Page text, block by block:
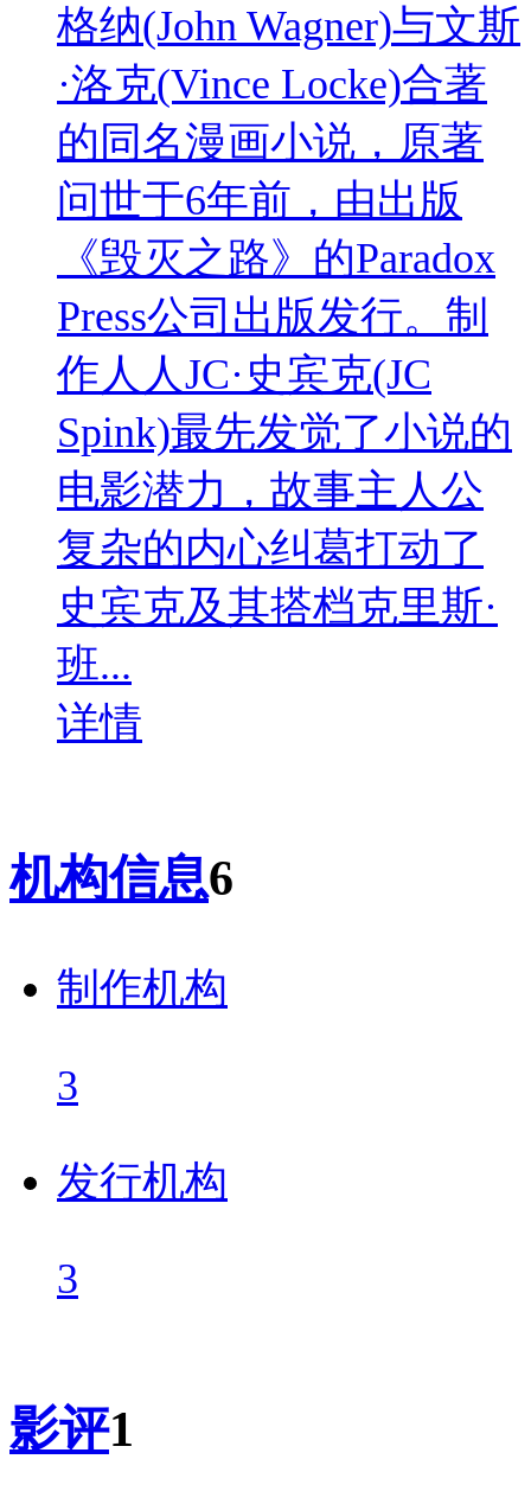
格纳(John Wagner)与文斯
·洛克(Vince Locke)合著
的同名漫画小说，原著
问世于6年前，由出版
《毁灭之路》的Paradox
Press公司出版发行。制
作人人JC·史宾克(JC
Spink)最先发觉了小说的
电影潜力，故事主人公
复杂的内心纠葛打动了
史宾克及其搭档克里斯·
班...
详情
机构信息6
制作机构
3
发行机构
3
影评1